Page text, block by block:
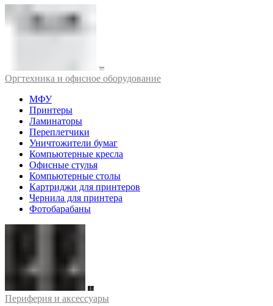
Оргтехника и офисное оборудование
МФУ
Принтеры
Ламинаторы
Переплетчики
Уничтожители бумаг
Компьютерные кресла
Офисные стулья
Компьютерные столы
Картриджи для принтеров
Чернила для принтера
Фотобарабаны
Периферия и аксессуары